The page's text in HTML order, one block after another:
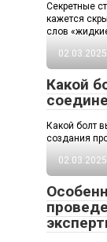
Секретные
кажется
слов
02.03.2025
Какой
Какой болт
создания
02.03.2025